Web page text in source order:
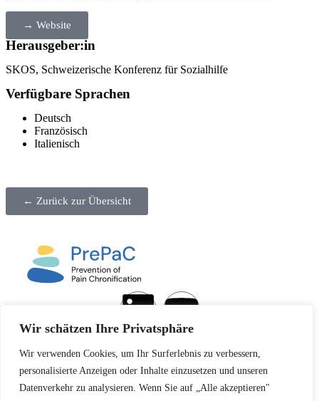
Wir schätzen Ihre Privatsphäre
Wir verwenden Cookies, um Ihr Surferlebnis zu verbessern,
personalisierte Anzeigen oder Inhalte einzusetzen und unseren
Datenverkehr zu analysieren. Wenn Sie auf „Alle akzeptieren"
→ Website
Herausgeber:in
SKOS, Schweizerische Konferenz für Sozialhilfe
Verfügbare Sprachen
Deutsch
Französisch
Italienisch
← Zurück zur Übersicht
Newsletter abonnieren
Impressum & Datenschutz